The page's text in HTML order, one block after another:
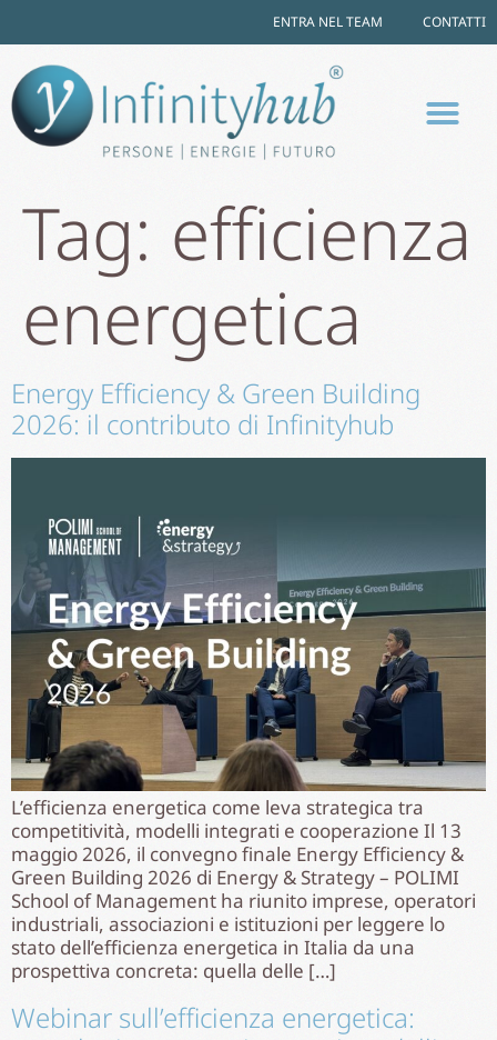
ENTRA NEL TEAM CONTATTI
Tag: efficienza
energetica
Energy Efficiency & Green Building
2026: il contributo di Infinityhub
L’efficienza energetica come leva strategica tra
competitività, modelli integrati e cooperazione Il 13
maggio 2026, il convegno finale Energy Efficiency &
Green Building 2026 di Energy & Strategy – POLIMI
School of Management ha riunito imprese, operatori
industriali, associazioni e istituzioni per leggere lo
stato dell’efficienza energetica in Italia da una
prospettiva concreta: quella delle […]
Webinar sull’efficienza energetica: